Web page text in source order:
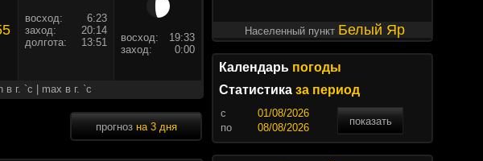
восход:
6:23
заход:
20:14
долгота:
13:51 восход:
19:33
заход:
0:00
г. `c | max в г. `c
прогноз на 3 дня
Населенный пункт Белый Яр
Календарь погоды
Статистика за период
c
показать
по